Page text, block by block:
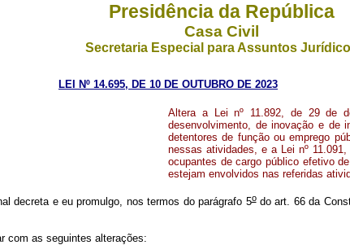
Presidência da República
Casa Civil
Secretaria Especial para Assuntos
LEI Nº 14.695, DE 10 DE OUTUBRO DE 2023
Altera a Lei nº 11.892, de 29 de
desenvolvimento, de inovação e de
detentores de função ou emprego
nessas atividades, e a Lei nº
ocupantes de cargo público efetivo
estejam envolvidos nas referidas
decreta e eu promulgo, nos termos do parágrafo 5odo art. 66 da
com as seguintes alterações: